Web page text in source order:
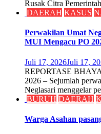
Rusak Citra
DAERAH KASUS
Perwakilan Umat
MUI Mengacu PO
Juli 17, 2026Juli 17,
REPORTASE
2026 – Sejumlah
Neglasari menggelar
BURUH DAERAH
Warga Asahan